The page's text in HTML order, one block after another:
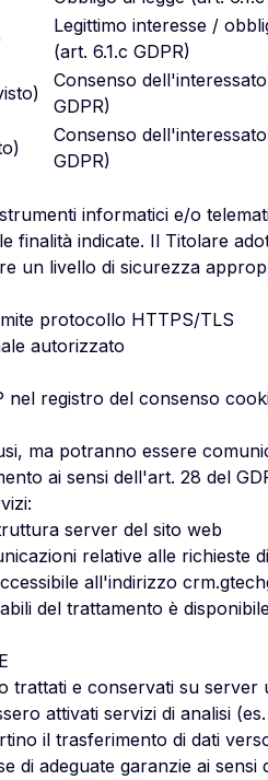
Legittimo interesse /
(art. 6.1.c GDPR)
Consenso
GDPR)
Consenso
GDPR)
informatici e/o
finalità indicate. Il Titolare
un livello di sicurezza
protocollo HTTPS/TLS
autorizzato
nel registro del consenso
ma potranno essere
ai sensi dell'art. 28 del
server del sito web
relative alle richieste
all'indirizzo
del trattamento è
trattati e conservati su
attivati servizi di analisi
il trasferimento di dati
di adeguate garanzie ai